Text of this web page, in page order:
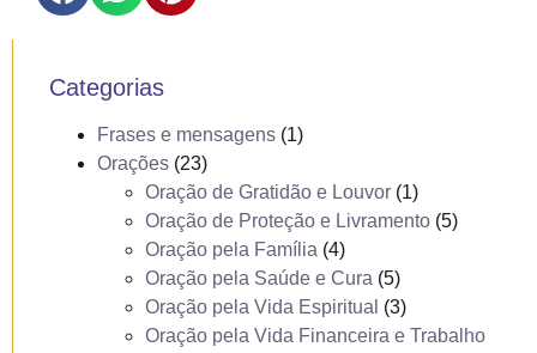
Categorias
Frases e mensagens (1)
Orações (23)
Oração de Gratidão e Louvor (1)
Oração de Proteção e Livramento (5)
Oração pela Família (4)
Oração pela Saúde e Cura (5)
Oração pela Vida Espiritual (3)
Oração pela Vida Financeira e Trabalho